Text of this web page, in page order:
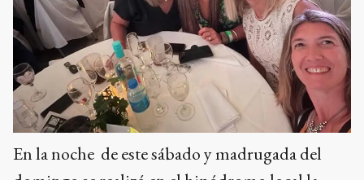
En la noche de este sábado y madrugada del